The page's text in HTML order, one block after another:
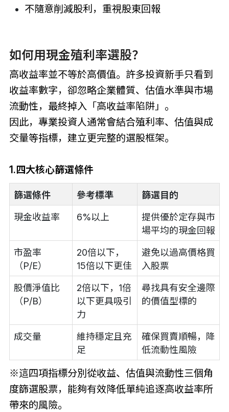
不隨意削減股利，重視股東回報
如何用現金殖利率選股？
高收益率並不等於高價值。許多投資新手只看到
收益率數字，卻忽略企業體質、估值水準與市場
流動性，最終掉入「高收益率陷阱」。
因此，專業投資人通常會結合殖利率、估值與成
交量等指標，建立更完整的選股框架。
1.四大核心篩選條件
篩選條件 參考標準 篩選目的
現金收益率 6%以上
提供優於定存與市
場平均的現金回報
市盈率
（P/E）
20倍以下，
15倍以下更佳
避免以過高價格買
入股票
股價淨值比
（P/B）
2倍以下，1倍
以下更具吸引
力
尋找具有安全邊際
的價值型標的
成交量
維持穩定且充
足
確保買賣順暢，降
低流動性風險
※這四項指標分別從收益、估值與流動性三個角
度篩選股票，能夠有效降低單純追逐高收益率所
帶來的風險。